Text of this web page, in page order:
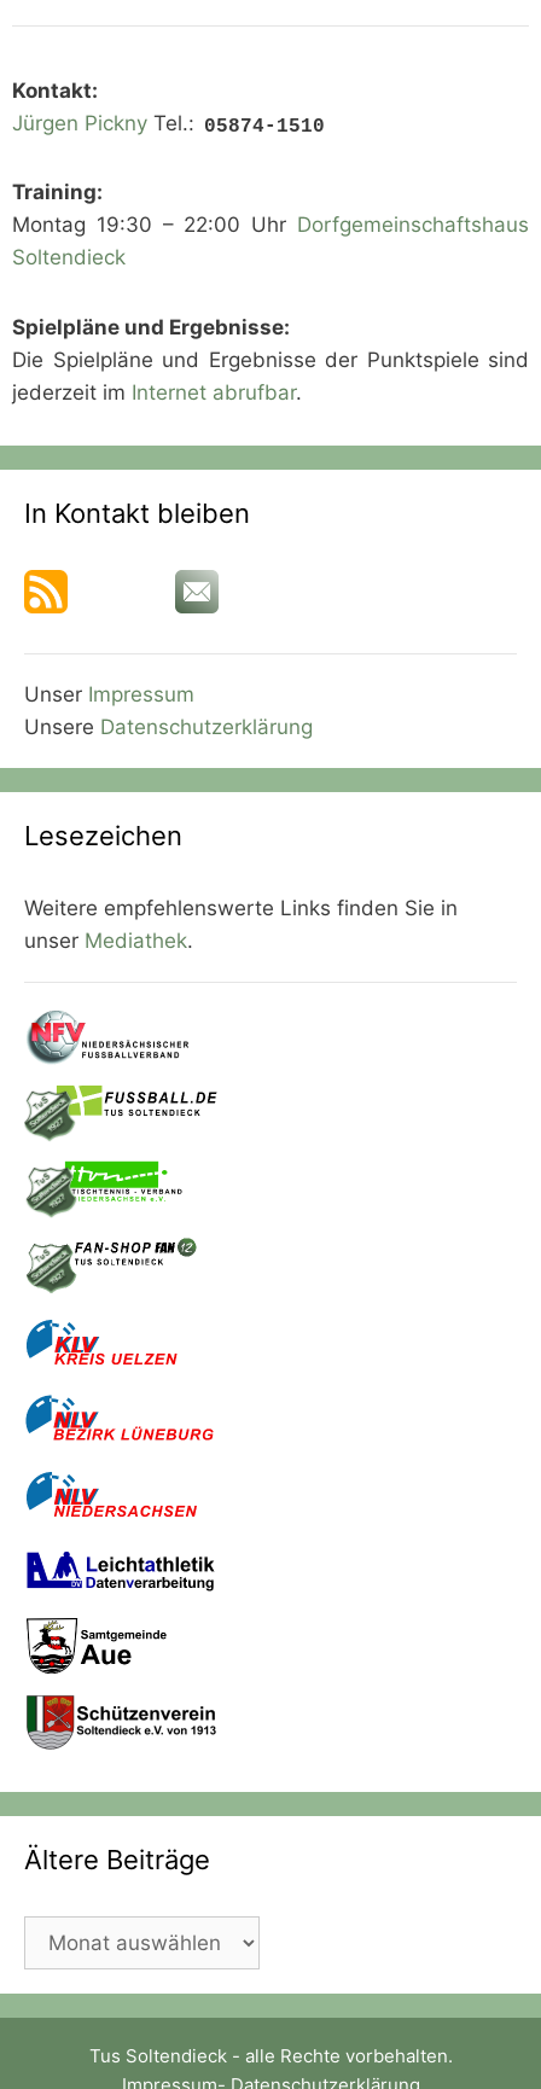
Kontakt:
Jürgen Pickny Tel.:
Training:
Montag 19:30 – 22:00 Uhr Dorfgemeinschaftshaus
Soltendieck
Spielpläne und Ergebnisse:
Die Spielpläne und Ergebnisse der Punktspiele sind
jederzeit im Internet abrufbar.
In Kontakt bleiben
Unser Impressum
Unsere Datenschutzerklärung
Lesezeichen
Weitere empfehlenswerte Links finden Sie in
unser Mediathek.
Ältere Beiträge
Ältere
Beiträge
Tus Soltendieck - alle Rechte vorbehalten.